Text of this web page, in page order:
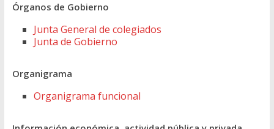
Órganos de Gobierno
Junta General de colegiados
Junta de Gobierno
Organigrama
Organigrama funcional